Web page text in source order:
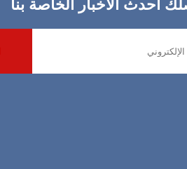
أحدث الأخبار الخاصة بنا